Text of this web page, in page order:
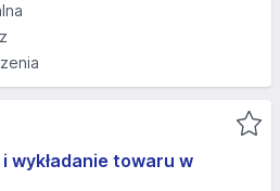
wykładanie towaru w